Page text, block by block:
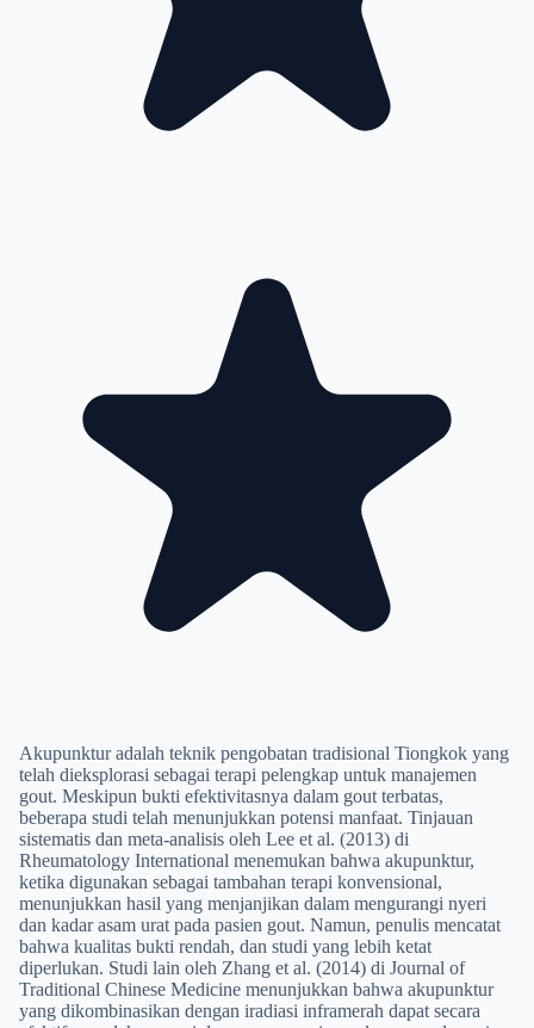
Akupunktur adalah teknik pengobatan tradisional Tiongkok yang
telah dieksplorasi sebagai terapi pelengkap untuk manajemen
gout. Meskipun bukti efektivitasnya dalam gout terbatas,
beberapa studi telah menunjukkan potensi manfaat. Tinjauan
sistematis dan meta-analisis oleh Lee et al. (2013) di
Rheumatology International menemukan bahwa akupunktur,
ketika digunakan sebagai tambahan terapi konvensional,
menunjukkan hasil yang menjanjikan dalam mengurangi nyeri
dan kadar asam urat pada pasien gout. Namun, penulis mencatat
bahwa kualitas bukti rendah, dan studi yang lebih ketat
diperlukan. Studi lain oleh Zhang et al. (2014) di Journal of
Traditional Chinese Medicine menunjukkan bahwa akupunktur
yang dikombinasikan dengan iradiasi inframerah dapat secara